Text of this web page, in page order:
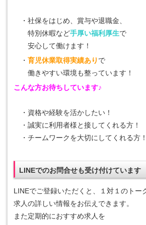
・社保をはじめ、賞与や退職金、
特別休暇など手厚い福利厚生で
安心して働けます！
・ 育児休業取得実績あり で
働きやすい環境も整っています！
こんな方お待ちしています♪
・資格や経験を活かしたい！
・誠実に利用者様と接してくれる方！
・チームワークを大切にしてくれる方
LINEでのお問合せも受け付けています
LINEでご登録いただくと、１対１のトー
求人の詳しい情報をお伝えできます。
また定期的におすすめ求人を